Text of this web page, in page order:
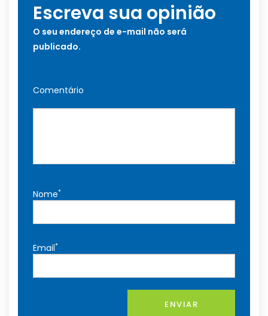
Escreva sua opinião
O seu endereço de e-mail não será
publicado.
Comentário
Nome*
Email*
ENVIAR